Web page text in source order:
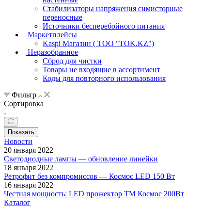
Стабилизаторы напряжения симисторные
переносные
Источники бесперебойного питания
Маркетплейсы
Kaspi Магазин ( ТОО "TOK.KZ")
Неразобранное
Сброд для чистки
Товары не входящие в ассортимент
Коды для повторного использования
Фильтр
Сортировка
Показать
Новости
20 января 2022
Светодиодные лампы — обновление линейки
18 января 2022
Ретрофит без компромиссов — Космос LED 150 Вт
16 января 2022
Честная мощность: LED прожектор ТМ Космос 200Вт
Каталог